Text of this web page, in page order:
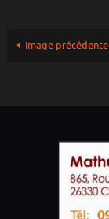
Image précédente